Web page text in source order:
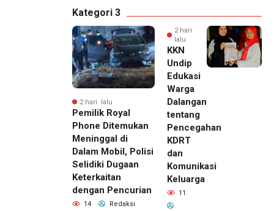
Kategori 3
2 hari lalu
Pemilik Royal
Phone Ditemukan
Meninggal di
Dalam Mobil, Polisi
Selidiki Dugaan
Keterkaitan
dengan Pencurian
14 Redaksi
2 hari
lalu
KKN
Undip
Edukasi
Warga
Dalangan
tentang
Pencegahan
KDRT
dan
Komunikasi
Keluarga
11